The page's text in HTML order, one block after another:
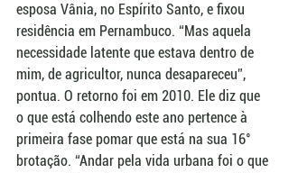
esposa Vânia, no Espírito Santo, e fixou
residência em Pernambuco. “Mas aquela
necessidade latente que estava dentro de
mim, de agricultor, nunca desapareceu”,
pontua. O retorno foi em 2010. Ele diz que
o que está colhendo este ano pertence à
primeira fase pomar que está na sua 16°
brotação. “Andar pela vida urbana foi o que